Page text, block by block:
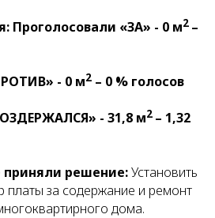
Проголосовали «ЗА» - 0 м2 –
- 0 м2 – 0 % голосов
- 31,8 м2 – 1,32
приняли решение:Установить
платы за содержание и ремонт
дома.